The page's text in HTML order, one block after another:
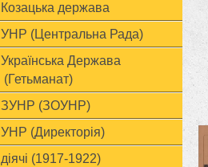
Козацька держава
УНР (Центральна Рада)
Українська Держава
(Гетьманат)
ЗУНР (ЗОУНР)
УНР (Директорія)
діячі (1917-1922)